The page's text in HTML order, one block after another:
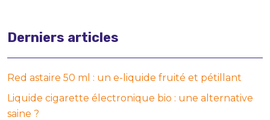
Derniers articles
Red astaire 50 ml : un e-liquide fruité et pétillant
Liquide cigarette électronique bio : une alternative
saine ?